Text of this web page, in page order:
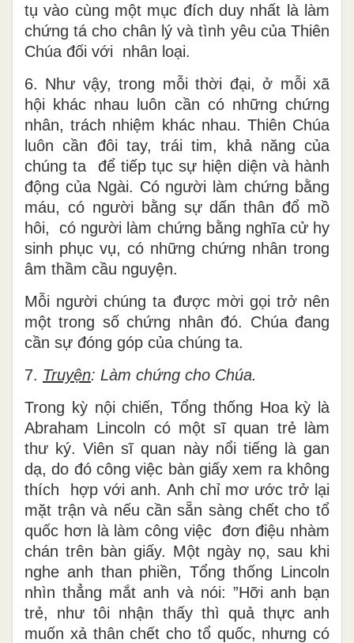
tụ vào cùng một mục đích duy nhất là làm
chứng tá cho chân lý và tình yêu của Thiên
Chúa đối với nhân loại.
6. Như vậy, trong mỗi thời đại, ở mỗi xã
hội khác nhau luôn cần có những chứng
nhân, trách nhiệm khác nhau. Thiên Chúa
luôn cần đôi tay, trái tim, khả năng của
chúng ta để tiếp tục sự hiện diện và hành
động của Ngài. Có người làm chứng bằng
máu, có người bằng sự dấn thân đổ mồ
hôi, có người làm chứng bằng nghĩa cử hy
sinh phục vụ, có những chứng nhân trong
âm thầm cầu nguyện.
Mỗi người chúng ta được mời gọi trở nên
một trong số chứng nhân đó. Chúa đang
cần sự đóng góp của chúng ta.
7. Truyện: Làm chứng cho Chúa.
Trong kỳ nội chiến, Tổng thống Hoa kỳ là
Abraham Lincoln có một sĩ quan trẻ làm
thư ký. Viên sĩ quan này nổi tiếng là gan
dạ, do đó công việc bàn giấy xem ra không
thích hợp với anh. Anh chỉ mơ ước trở lại
mặt trận và nếu cần sẵn sàng chết cho tổ
quốc hơn là làm công việc đơn điệu nhàm
chán trên bàn giấy. Một ngày nọ, sau khi
nghe anh than phiền, Tổng thống Lincoln
nhìn thẳng mắt anh và nói: ”Hỡi anh bạn
trẻ, như tôi nhận thấy thì quả thực anh
muốn xả thân chết cho tổ quốc, nhưng có